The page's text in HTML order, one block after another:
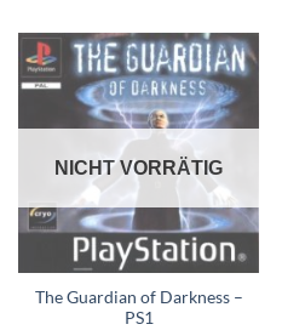
NICHT VORRÄTIG
The Guardian of Darkness –
PS1